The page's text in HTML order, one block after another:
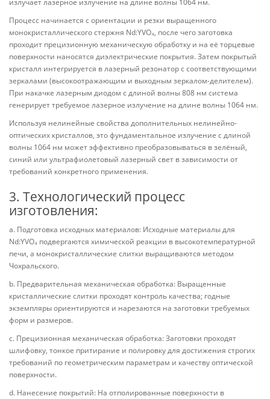
излучает лазерное излучение на длине волны 1064 нм.
Процесс начинается с ориентации и резки выращенного
монокристаллического стержня Nd:YVO₄, после чего заготовка
проходит прецизионную механическую обработку и на её торцевые
поверхности наносятся диэлектрические покрытия. Затем покрытый
кристалл интегрируется в лазерный резонатор с соответствующими
зеркалами (высокоотражающим и выходным зеркалом-делителем).
При накачке лазерным диодом с длиной волны 808 нм система
генерирует требуемое лазерное излучение на длине волны 1064 нм.
Используя нелинейные свойства дополнительных нелинейно-
оптических кристаллов, это фундаментальное излучение с длиной
волны 1064 нм может эффективно преобразовываться в зелёный,
синий или ультрафиолетовый лазерный свет в зависимости от
требований конкретного применения.
3. Технологический процесс
изготовления:
a. Подготовка исходных материалов: Исходные материалы для
Nd:YVO₄ подвергаются химической реакции в высокотемпературной
печи, а монокристаллические слитки выращиваются методом
Чохральского.
b. Предварительная механическая обработка: Выращенные
кристаллические слитки проходят контроль качества; годные
экземпляры ориентируются и нарезаются на заготовки требуемых
форм и размеров.
c. Прецизионная механическая обработка: Заготовки проходят
шлифовку, тонкое притирание и полировку для достижения строгих
требований по геометрическим параметрам и качеству оптической
поверхности.
d. Нанесение покрытий: На отполированные поверхности в